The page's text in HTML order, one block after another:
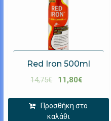
Red Iron 500ml
14,75€ 11,80€
Προσθήκη στο
καλάθι